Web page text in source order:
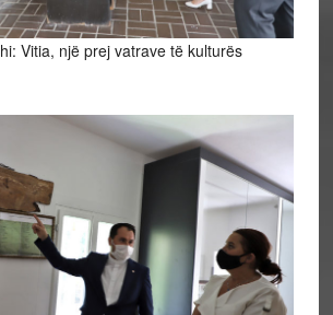
Vitia, një prej vatrave të kulturës